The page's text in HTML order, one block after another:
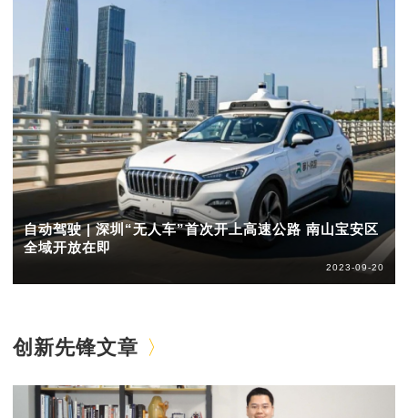
自动驾驶 | 深圳“无人车”首次开上高速公路 南山宝安区
全域开放在即
2023-09-20
创新先锋文章